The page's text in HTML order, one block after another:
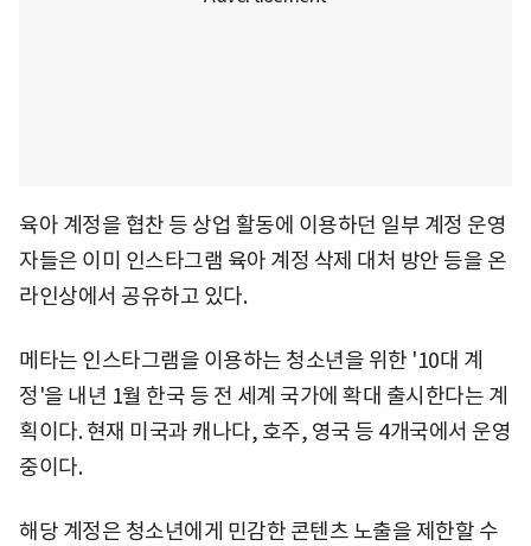
육아 계정을 협찬 등 상업 활동에 이용하던 일부 계정 운영
자들은 이미 인스타그램 육아 계정 삭제 대처 방안 등을 온
라인상에서 공유하고 있다.
메타는 인스타그램을 이용하는 청소년을 위한 '10대 계
정'을 내년 1월 한국 등 전 세계 국가에 확대 출시한다는 계
획이다. 현재 미국과 캐나다, 호주, 영국 등 4개국에서 운영
중이다.
해당 계정은 청소년에게 민감한 콘텐츠 노출을 제한할 수